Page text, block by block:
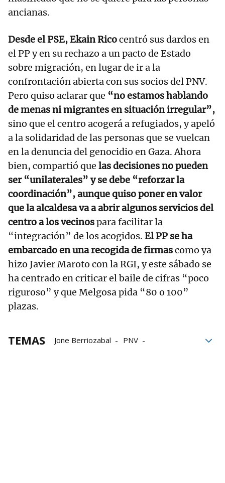
ancianas.
Desde el PSE, Ekain Ricocentró sus dardos en
el PP y en su rechazo a un pacto de Estado
sobre migración, en lugar de ir a la
confrontación abierta con sus socios del PNV.
Pero quiso aclarar que “no estamos hablando
de menas ni migrantes en situación irregular”,
sino que el centro acogerá a refugiados, y apeló
a la solidaridad de las personas que se vuelcan
en la denuncia del genocidio en Gaza. Ahora
bien, compartió que las decisiones no pueden
ser “unilaterales” y se debe “reforzar la
coordinación”, aunque quiso poner en valor
que la alcaldesa va a abrir algunos servicios del
centro a los vecinospara facilitar la
“integración” de los acogidos. El PP se ha
embarcado en una recogida de firmascomo ya
hizo Javier Maroto con la RGI, y este sábado se
ha centrado en criticar el baile de cifras “poco
riguroso” y que Melgosa pida “80 o 100”
plazas.
TEMAS Jone Berriozabal
PNV